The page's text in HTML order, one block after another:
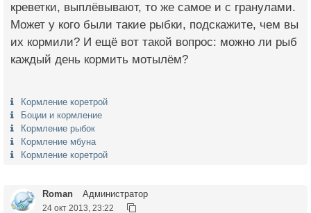
креветки, выплёвывают, то же самое и с гранулами.
Может у кого были такие рыбки, подскажите, чем вы
их кормили? И ещё вот такой вопрос: можно ли рыб
каждый день кормить мотылём?
Кормление коретрой
Боции и кормление
Кормление рыбок
Кормление мбуна
Кормление коретрой
Roman Администратор
24 окт 2013, 23:22